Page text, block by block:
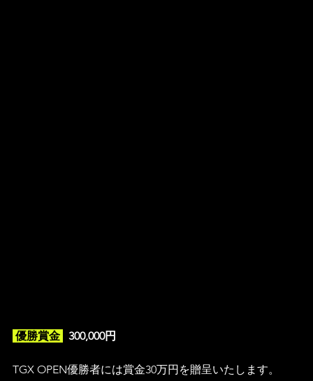
優勝賞金 300,000円
TGX OPEN優勝者には賞金30万円を贈呈いたします。